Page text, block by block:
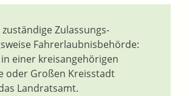
zuständige Zulassungs-
Fahrerlaubnisbehörde:
in einer kreisangehörigen
oder Großen Kreisstadt
Landratsamt.